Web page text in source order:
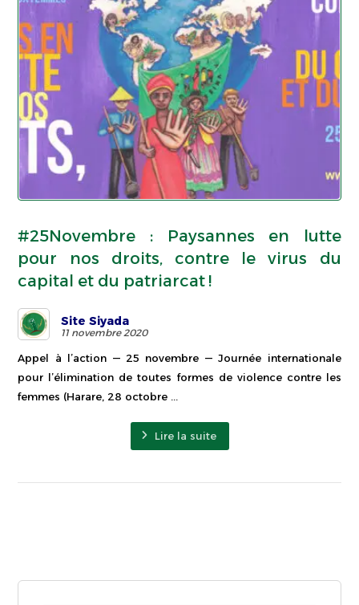
#25Novembre : Paysannes en lutte
pour nos droits, contre le virus du
capital et du patriarcat !
Site Siyada
11 novembre 2020
Appel à l’action — 25 novembre — Journée internationale
pour l’élimination de toutes formes de violence contre les
femmes (Harare, 28 octobre ...
Lire la suite